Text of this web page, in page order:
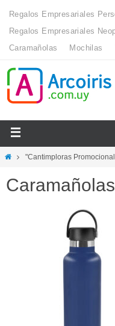
Regalos Empresariales
Regalos Empresariales
Caramañolas
Mochilas
"Cantimploras